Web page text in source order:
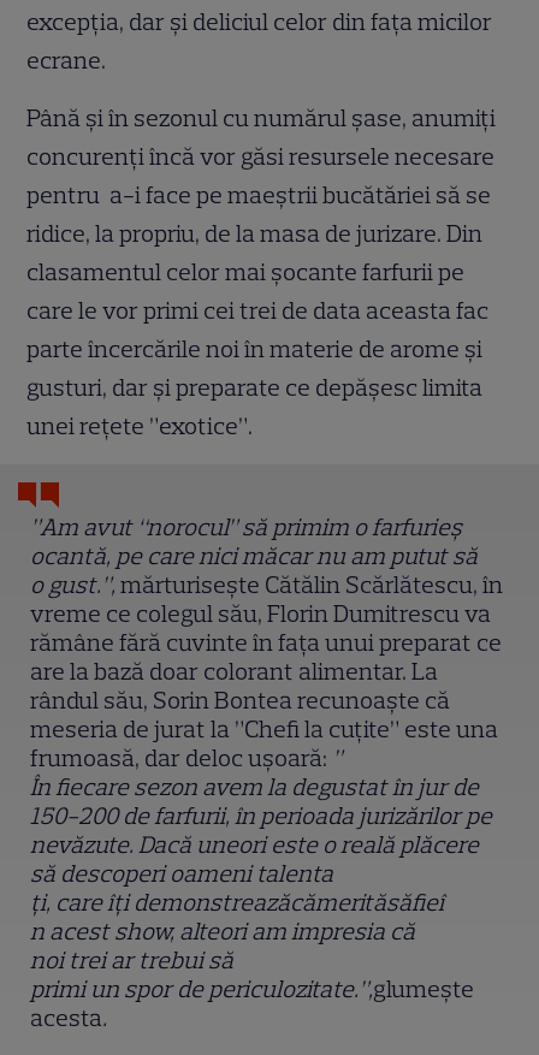
excepția, dar și deliciul celor din fața micilor
ecrane.
Până și în sezonul cu numărul șase, anumiți
concurenți încă vor găsi resursele necesare
pentru a-i face pe maeștrii bucătăriei să se
ridice, la propriu, de la masa de jurizare. Din
clasamentul celor mai șocante farfurii pe
care le vor primi cei trei de data aceasta fac
parte încercările noi în materie de arome și
gusturi, dar și preparate ce depășesc limita
unei rețete ”exotice”.
”Am avut “norocul” să primim o farfurieș
ocantă, pe care nici măcar nu am putut să
o gust.”, mărturisește Cătălin Scărlătescu, în
vreme ce colegul său, Florin Dumitrescu va
rămâne fără cuvinte în fața unui preparat ce
are la bază doar colorant alimentar. La
rândul său, Sorin Bontea recunoaște că
meseria de jurat la ”Chefi la cuțite” este una
frumoasă, dar deloc ușoară: ”
În fiecare sezon avem la degustat în jur de
150-200 de farfurii, în perioada jurizărilor pe
nevăzute. Dacă uneori este o reală plăcere
să descoperi oameni talenta
ți, care îți demonstreazăcămerităsăfieî
n acest show, alteori am impresia că
noi trei ar trebui să
primi un spor de periculozitate. ”,glumește
acesta.